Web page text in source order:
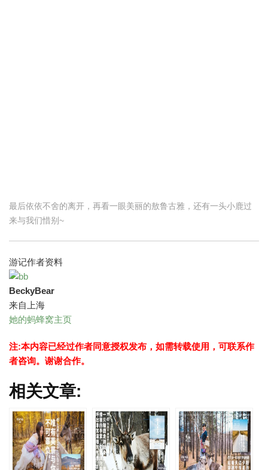
最后依依不舍的离开，再看一眼美丽的敖鲁古雅，还有一头小鹿过
来与我们惜别~
游记作者资料
BeckyBear
来自上海
她的蚂蜂窝主页
注:本内容已经过作者同意授权发布，如需转载使用，可联系作
者咨询。谢谢合作。
相关文章: